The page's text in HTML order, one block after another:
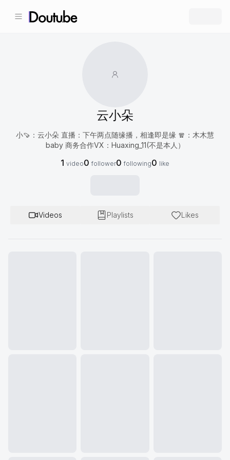
云小朵
小🍠：云小朵 直播：下午两点随缘播，相逢即是缘 🧣：木木慧
baby 商务合作VX：Huaxing_11(不是本人）
1 video0 follower0 following0 like
Videos Playlists Likes